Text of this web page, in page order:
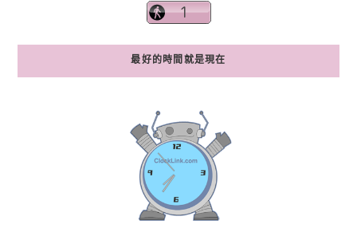
最好的時間就是現在